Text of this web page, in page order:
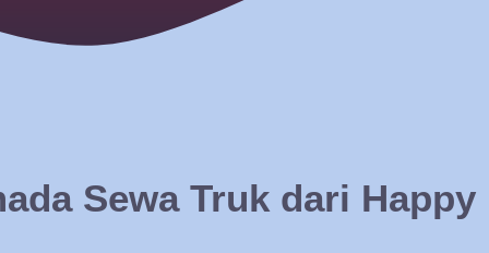
Sewa Truk dari Happy